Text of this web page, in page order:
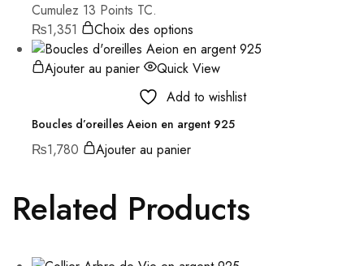
Cumulez 13 Points TC.
₨1,351 Choix des options
Ajouter au panier
Quick View
Add to wishlist
Boucles d’oreilles Aeion en argent 925
₨1,780 Ajouter au panier
Related Products